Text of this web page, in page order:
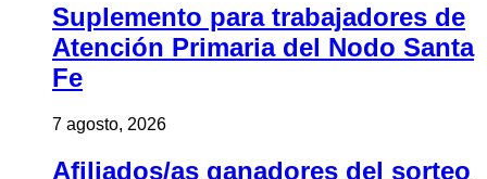
Suplemento para trabajadores de
Atención Primaria del Nodo Santa
Fe
7 agosto, 2026
Afiliados/as ganadores del sorteo